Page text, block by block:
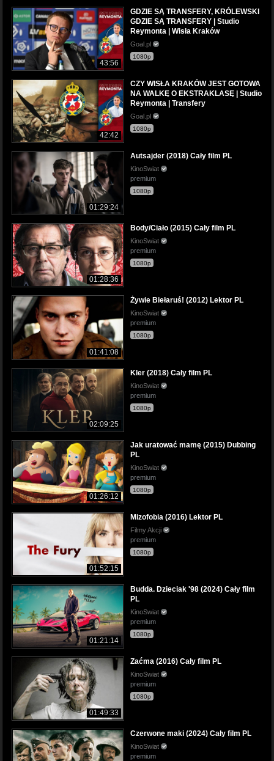
43:56
GDZIE SĄ TRANSFERY, KRÓLEWSKI
GDZIE SĄ TRANSFERY | Studio
Reymonta | Wisła Kraków
Goal.pl
1080p
42:42
CZY WISŁA KRAKÓW JEST GOTOWA
NA WALKĘ O EKSTRAKLASĘ | Studio
Reymonta | Transfery
Goal.pl
1080p
01:29:24
Autsajder (2018) Cały film PL
KinoSwiat
premium
1080p
01:28:36
Body/Ciało (2015) Cały film PL
KinoSwiat
premium
1080p
01:41:08
Żywie Biełaruś! (2012) Lektor PL
KinoSwiat
premium
1080p
02:09:25
Kler (2018) Cały film PL
KinoSwiat
premium
1080p
01:26:12
Jak uratować mamę (2015) Dubbing
PL
KinoSwiat
premium
1080p
01:52:15
Mizofobia (2016) Lektor PL
Filmy Akcji
premium
1080p
01:21:14
Budda. Dzieciak '98 (2024) Cały film
PL
KinoSwiat
premium
1080p
01:49:33
Zaćma (2016) Cały film PL
KinoSwiat
premium
1080p
Czerwone maki (2024) Cały film PL
KinoSwiat
premium